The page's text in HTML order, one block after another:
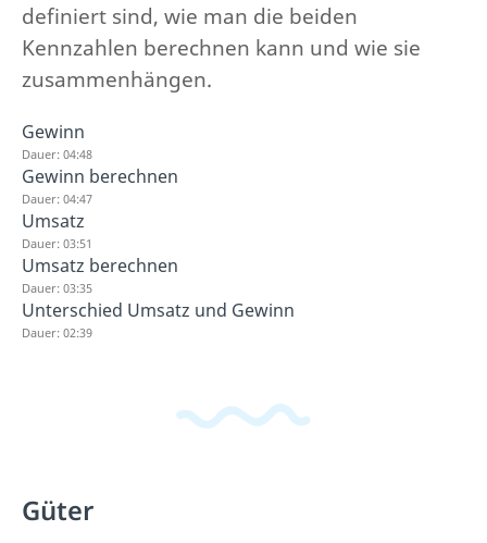
definiert sind, wie man die beiden
Kennzahlen berechnen kann und wie sie
zusammenhängen.
Gewinn
Dauer: 04:48
Gewinn berechnen
Dauer: 04:47
Umsatz
Dauer: 03:51
Umsatz berechnen
Dauer: 03:35
Unterschied Umsatz und Gewinn
Dauer: 02:39
Güter